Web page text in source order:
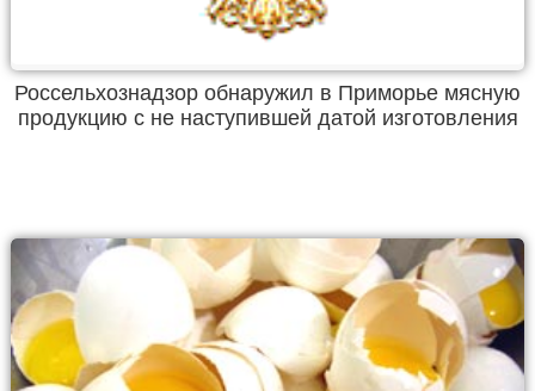
Россельхознадзор обнаружил в Приморье мясную
продукцию с не наступившей датой изготовления